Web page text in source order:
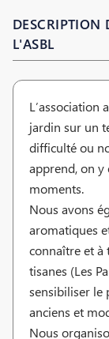
DESCRIPTION
L'ASBL
L’association
jardin sur un
difficulté ou
apprend, on y
moments.
Nous avons
aromatiques
connaître et à
tisanes (Les
sensibiliser le
anciens et
Nous